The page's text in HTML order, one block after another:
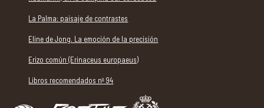
La Palma: paisaje de contrastes
Eline de Jong. La emoción de la precisión
Erizo común (Erinaceus europaeus)
Libros recomendados nº 94